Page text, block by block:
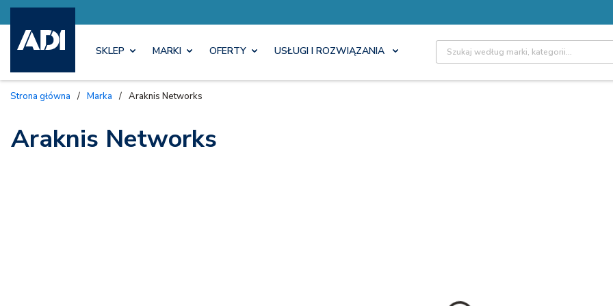
SKLEP MARKI OFERTY USŁUGI I ROZWIĄZANIA Site Search
Strona główna / Marka / Araknis Networks
Araknis Networks